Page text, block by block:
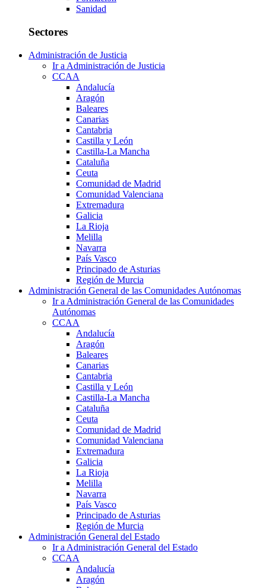
Sanidad
Sectores
Administración de Justicia
Ir a Administración de Justicia
CCAA
Andalucía
Aragón
Baleares
Canarias
Cantabria
Castilla y León
Castilla-La Mancha
Cataluña
Ceuta
Comunidad de Madrid
Comunidad Valenciana
Extremadura
Galicia
La Rioja
Melilla
Navarra
País Vasco
Principado de Asturias
Región de Murcia
Administración General de las Comunidades Autónomas
Ir a Administración General de las Comunidades
Autónomas
CCAA
Andalucía
Aragón
Baleares
Canarias
Cantabria
Castilla y León
Castilla-La Mancha
Cataluña
Ceuta
Comunidad de Madrid
Comunidad Valenciana
Extremadura
Galicia
La Rioja
Melilla
Navarra
País Vasco
Principado de Asturias
Región de Murcia
Administración General del Estado
Ir a Administración General del Estado
CCAA
Andalucía
Aragón